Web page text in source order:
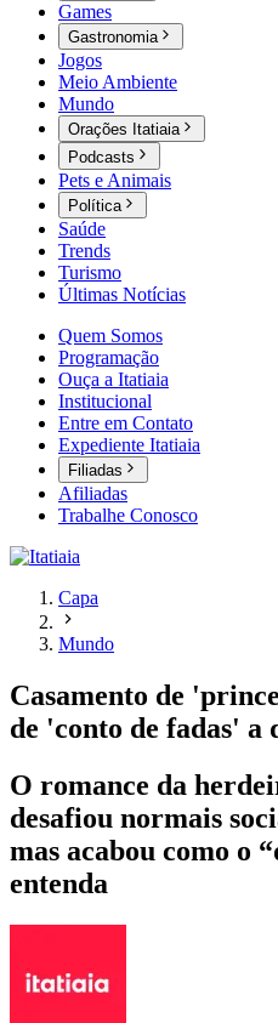
Games
Gastronomia
Jogos
Meio Ambiente
Mundo
Orações Itatiaia
Podcasts
Pets e Animais
Política
Saúde
Trends
Turismo
Últimas Notícias
Quem Somos
Programação
Ouça a Itatiaia
Institucional
Entre em Contato
Expediente Itatiaia
Filiadas
Afiliadas
Trabalhe Conosco
Capa
Mundo
Casamento de
de 'conto de fadas'
O romance da
desafiou normais
mas acabou como o
entenda